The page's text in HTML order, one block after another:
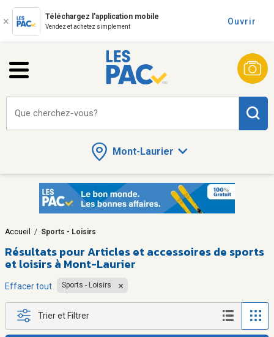
Téléchargez l'application mobile
Vendez et achetez simplement
Ouvrir
Mont-Laurier
Que cherchez-vous?
Accueil / Sports - Loisirs
Résultats pourArticles et accessoires de sports
et loisirs à Mont-Laurier
Effacer tout Sports - Loisirs
Trier et Filtrer